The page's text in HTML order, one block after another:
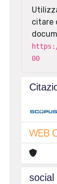
citare
00
social